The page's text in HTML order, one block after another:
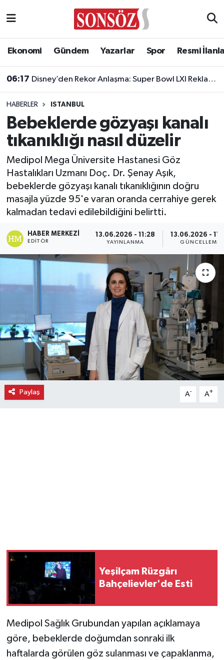
Ekonomi Gündem Yazarlar Spor Resmi
06:17 Disney’den Rekor Anlaşma: Super Bowl LXI Reklam Rekortmeni Oldu!
HABERLER ISTANBUL
Bebeklerde gözyaşı kanalı
tıkanıklığı nasıl düzelir
Medipol Mega Üniversite Hastanesi Göz
Hastalıkları Uzmanı Doç. Dr. Şenay Aşık,
bebeklerde gözyaşı kanalı tıkanıklığının doğru
masajla yüzde 95'e varan oranda cerrahiye gerek
kalmadan tedavi edilebildiğini belirtti.
HABER MERKEZI
EDITÖR
13.06.2026 - 11:28
YAYINLANMA
13.06.2026 -
GÜNCELLEME
Paylaş A- A+
Yeşilçam Rüzgârı
Bahçelievler'de Esti
Medipol Sağlık Grubundan yapılan açıklamaya
göre, bebeklerde doğumdan sonraki ilk
haftalarda görülen göz sulanması ve çapaklanma,
Asayiş
Biyografi
Çevre
Diğer
Dünya
Eğitim
Ekonomi
Gündem
Gurme
Haber
İlçe Haberleri
Seri İlan
Siyaset
Sokak Hayvanlarını Sahiplendirme
Sonsöz Özel
Spor
Ankara Nöbetçi Eczaneler
Ankara Trafik Yoğunluk Haritası
Süper Lig Puan Durumu ve Fikstür
Tüm Manşetler
Son Dakika Haberleri
Haber Arşivi